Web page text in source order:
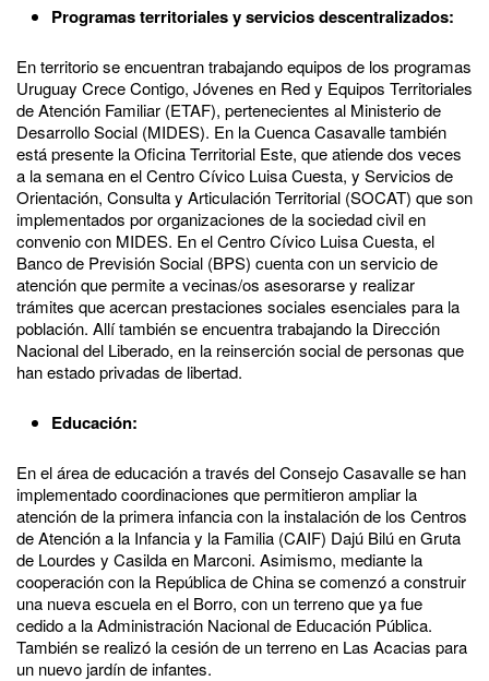
Programas territoriales y servicios descentralizados:
En territorio se encuentran trabajando equipos de los programas
Uruguay Crece Contigo, Jóvenes en Red y Equipos Territoriales
de Atención Familiar (ETAF), pertenecientes al Ministerio de
Desarrollo Social (MIDES). En la Cuenca Casavalle también
está presente la Oficina Territorial Este, que atiende dos veces
a la semana en el Centro Cívico Luisa Cuesta, y Servicios de
Orientación, Consulta y Articulación Territorial (SOCAT) que son
implementados por organizaciones de la sociedad civil en
convenio con MIDES. En el Centro Cívico Luisa Cuesta, el
Banco de Previsión Social (BPS) cuenta con un servicio de
atención que permite a vecinas/os asesorarse y realizar
trámites que acercan prestaciones sociales esenciales para la
población. Allí también se encuentra trabajando la Dirección
Nacional del Liberado, en la reinserción social de personas que
han estado privadas de libertad.
Educación:
En el área de educación a través del Consejo Casavalle se han
implementado coordinaciones que permitieron ampliar la
atención de la primera infancia con la instalación de los Centros
de Atención a la Infancia y la Familia (CAIF) Dajú Bilú en Gruta
de Lourdes y Casilda en Marconi. Asimismo, mediante la
cooperación con la República de China se comenzó a construir
una nueva escuela en el Borro, con un terreno que ya fue
cedido a la Administración Nacional de Educación Pública.
También se realizó la cesión de un terreno en Las Acacias para
un nuevo jardín de infantes.